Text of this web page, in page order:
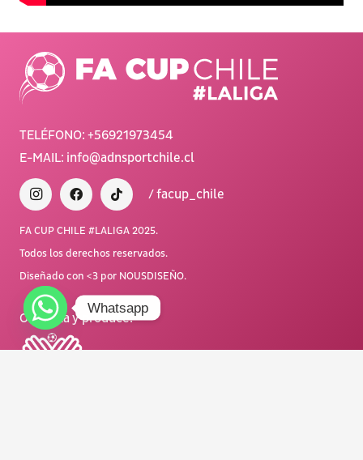
TELÉFONO: +56921973454
E-MAIL: info@adnsportchile.cl
/ facup_chile
FA CUP CHILE #LALIGA 2025.
Todos los derechos reservados.
Diseñado con <3 por NOUSDISEÑO.
Organiza y produce:
Whatsapp